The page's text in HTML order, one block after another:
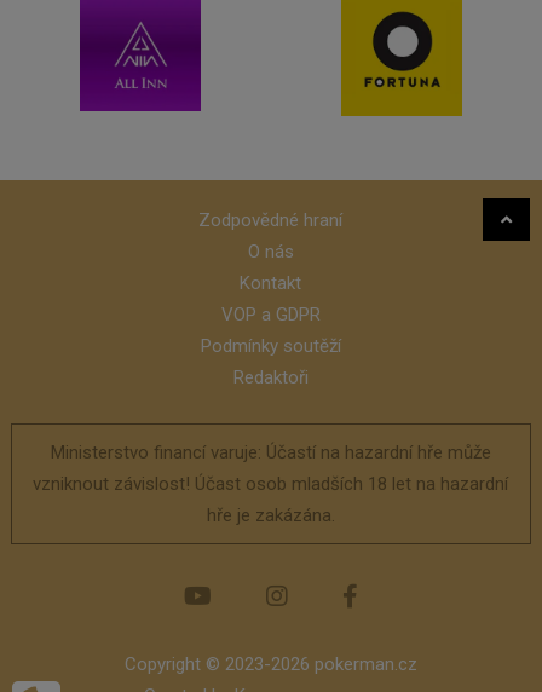
Zodpovědné hraní
O nás
Kontakt
VOP a GDPR
Podmínky soutěží
Redaktoři
Ministerstvo financí varuje: Účastí na hazardní hře může
vzniknout závislost! Účast osob mladších 18 let na hazardní
hře je zakázána.
Copyright © 2023-2026 pokerman.cz